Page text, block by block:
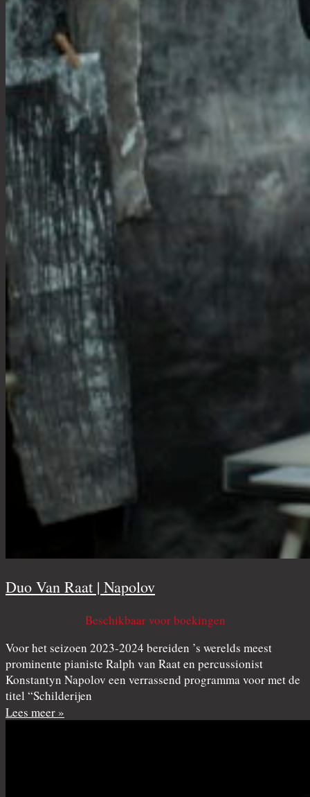
Duo Van Raat | Napolov
Beschikbaar voor boekingen
Voor het seizoen 2023-2024 bereiden ’s werelds meest
prominente pianiste Ralph van Raat en percussionist
Konstantyn Napolov een verrassend programma voor met de
titel “Schilderijen
Lees meer »